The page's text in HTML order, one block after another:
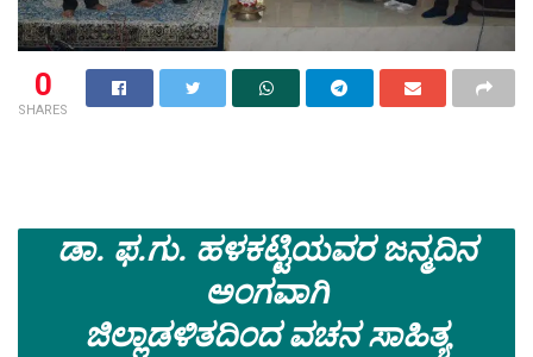
0
SHARES
ಡಾ. ಫ.ಗು. ಹಳಕಟ್ಟಿಯವರ ಜನ್ಮದಿನ
ಅಂಗವಾಗಿ
ಜಿಲ್ಲಾಡಳಿತದಿಂದ ವಚನ ಸಾಹಿತ್ಯ